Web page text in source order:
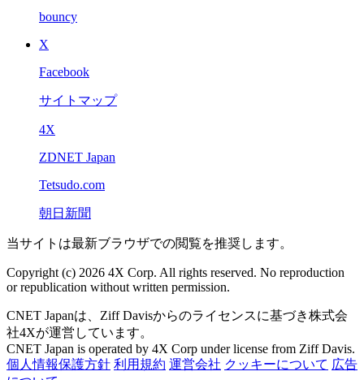
bouncy
X
Facebook
サイトマップ
4X
ZDNET Japan
Tetsudo.com
朝日新聞
当サイトは最新ブラウザでの閲覧を推奨します。
Copyright (c) 2026 4X Corp. All rights reserved. No reproduction
or republication without written permission.
CNET Japanは、Ziff Davisからのライセンスに基づき株式会
社4Xが運営しています。
CNET Japan is operated by 4X Corp under license from Ziff Davis.
個人情報保護方針 利用規約 運営会社 クッキーについて 広告